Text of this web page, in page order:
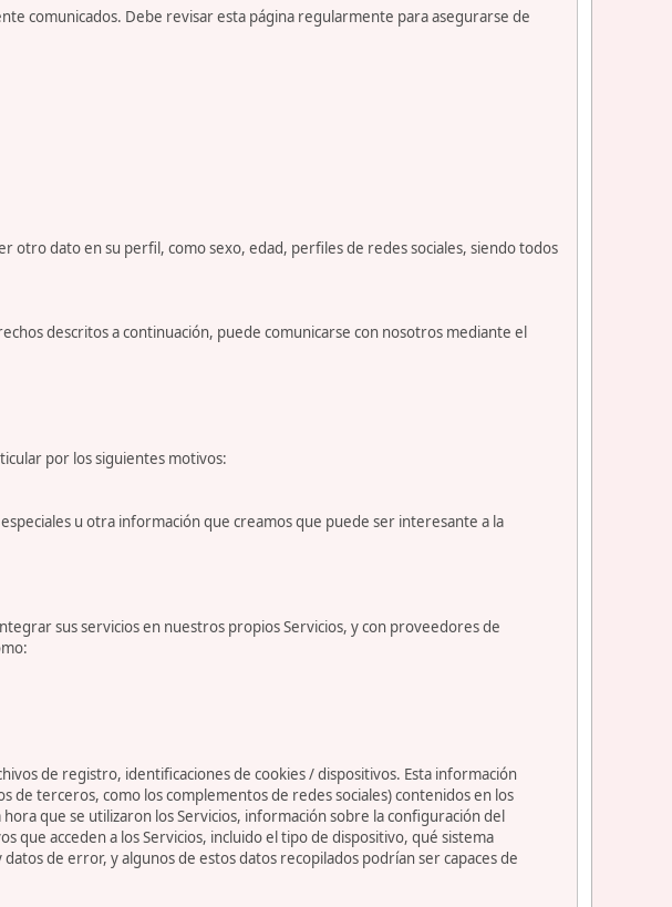
comunicados. Debe revisar esta página regularmente para asegurarse de
dato en su perfil, como sexo, edad, perfiles de redes sociales, siendo todos
descritos a continuación, puede comunicarse con nosotros mediante el
por los siguientes motivos:
u otra información que creamos que puede ser interesante a la
sus servicios en nuestros propios Servicios, y con proveedores de
de registro, identificaciones de cookies / dispositivos. Esta información
de terceros, como los complementos de redes sociales) contenidos en los
que se utilizaron los Servicios, información sobre la configuración del
acceden a los Servicios, incluido el tipo de dispositivo, qué sistema
de error, y algunos de estos datos recopilados podrían ser capaces de